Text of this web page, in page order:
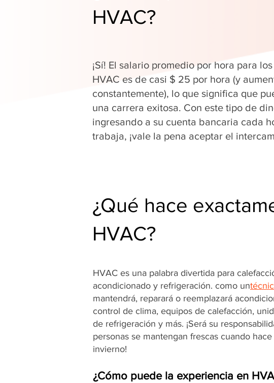
HVAC?
¡Sí! El salario promedio por hora para
HVAC es de casi $ 25 por hora (y
constantemente), lo que significa que
una carrera exitosa. Con este tipo de
ingresando a su cuenta bancaria cada
trabaja, ¡vale la pena aceptar el
¿Qué hace
HVAC?
HVAC es una palabra divertida para
acondicionado y refrigeración. como un
mantendrá, reparará o reemplazará
control de clima, equipos de calefacción,
de refrigeración y más. ¡Será su
personas se mantengan frescas cuando
invierno!
¿Cómo puede la experiencia en